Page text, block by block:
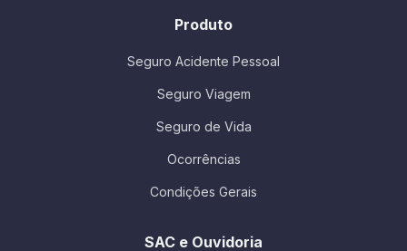
Produto
Seguro Acidente Pessoal
Seguro Viagem
Seguro de Vida
Ocorrências
Condições Gerais
SAC e Ouvidoria